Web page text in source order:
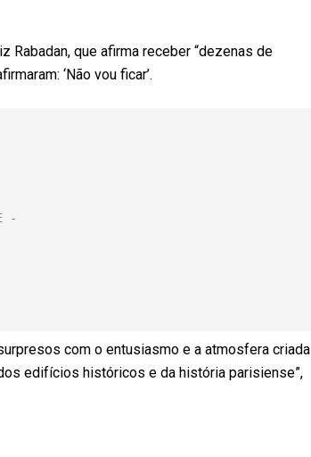
Rabadan, que afirma receber “dezenas de
‘Não vou ficar’.
com o entusiasmo e a atmosfera criada
edifícios históricos e da história parisiense”,